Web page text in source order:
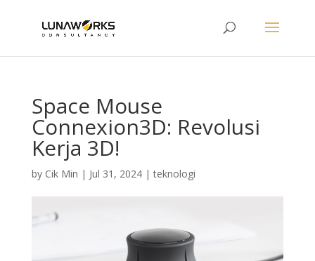
Space Mouse
Connexion3D: Revolusi
Kerja 3D!
by Cik Min | Jul 31, 2024|teknologi